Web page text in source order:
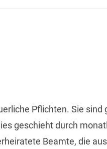
Pflichten. Sie sind
geschieht durch
Beamte, die